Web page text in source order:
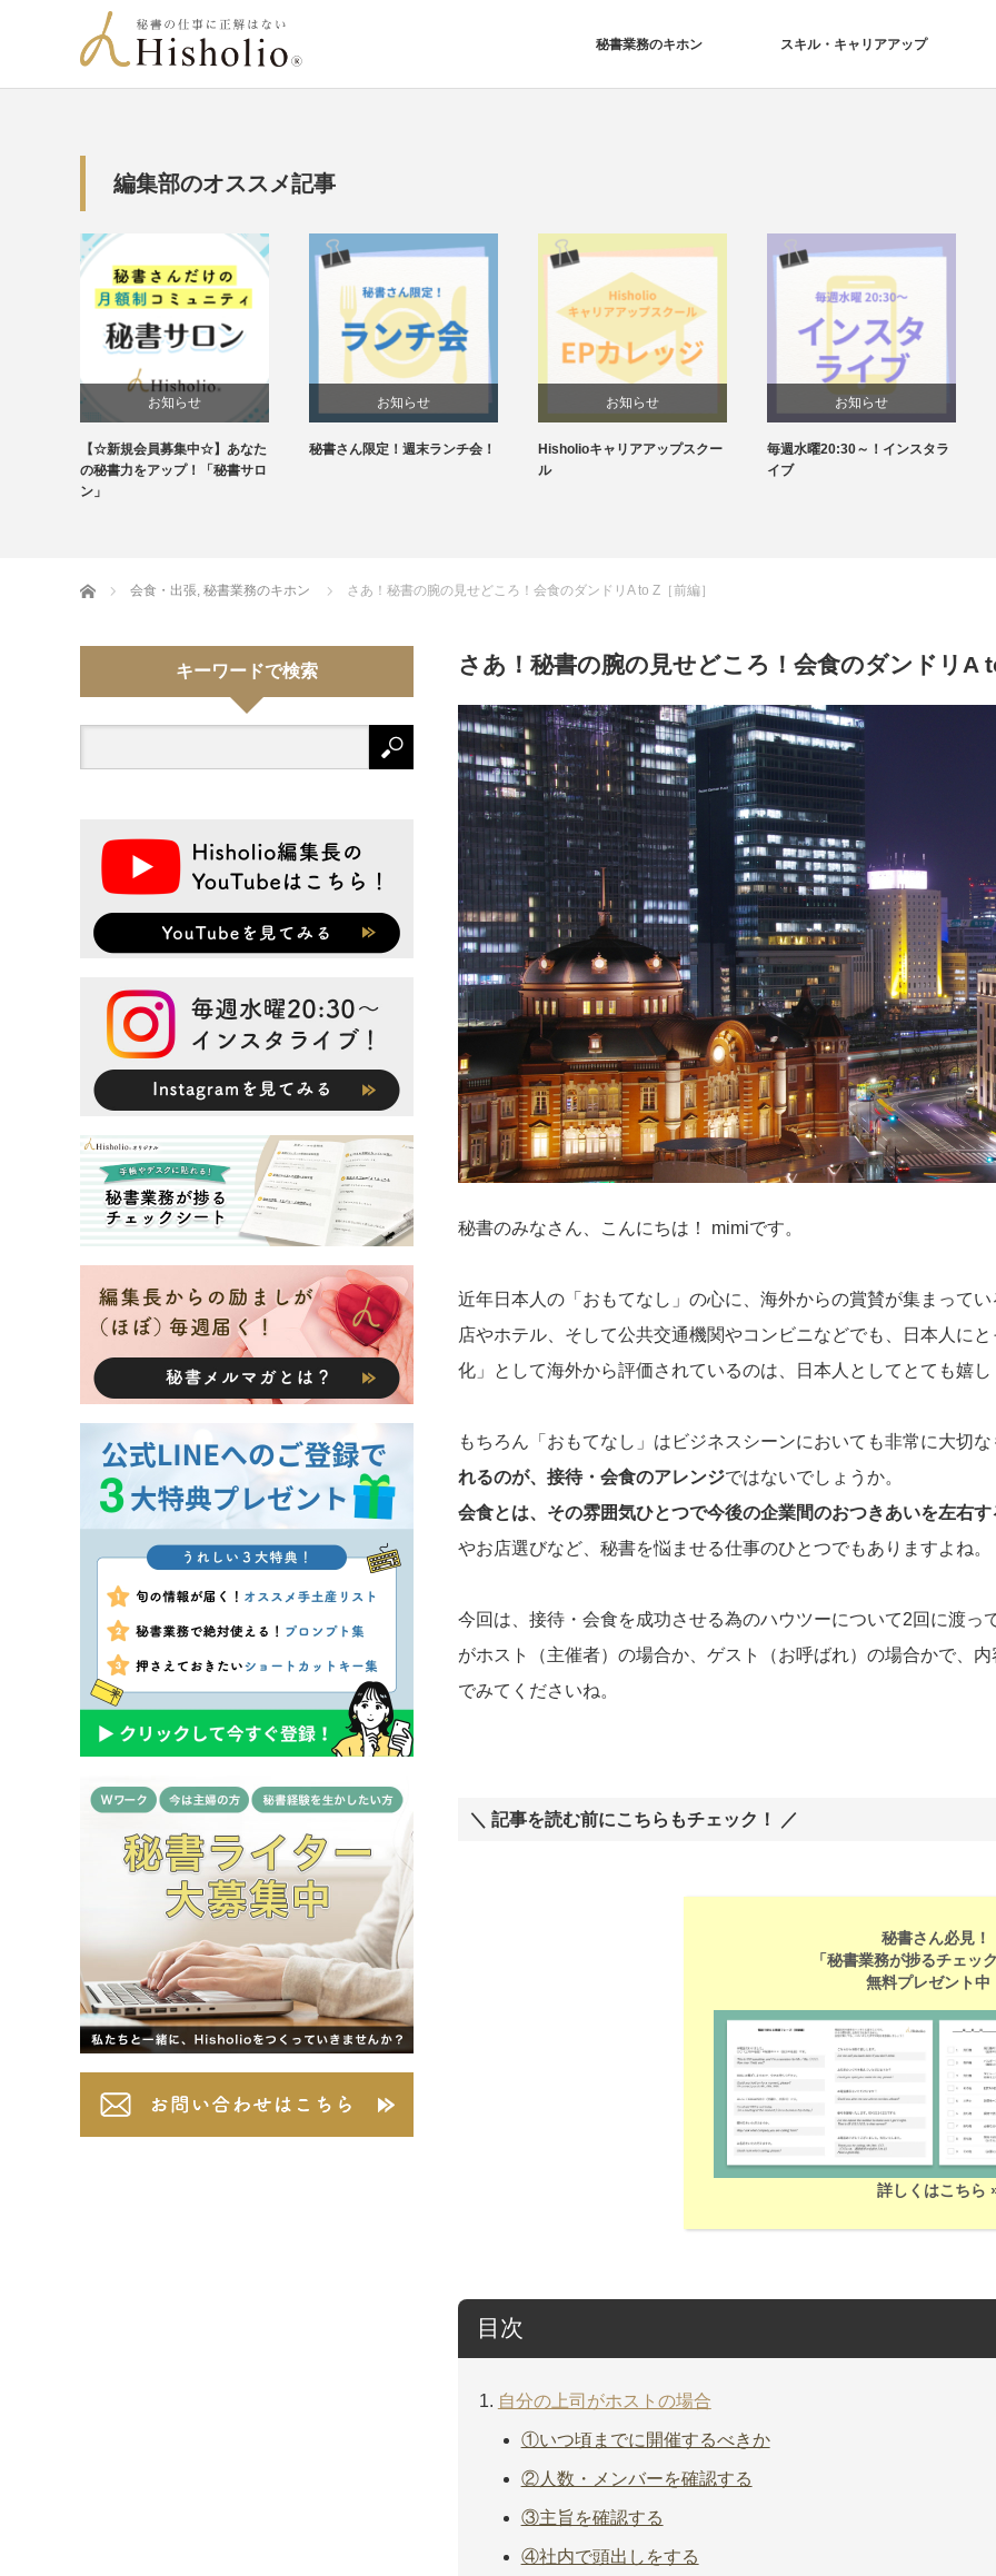
秘書業務のキホン スキル・キャリアアップ
編集部のオススメ記事
お知らせ
未分類
【☆新規会員募集中☆】あなた
の秘書力をアップ！「秘書サロ
ン」
お知らせ
秘書さん限定！週末ランチ会！
お知らせ
Hisholioキャリアアップスクー
ル
お知らせ
毎週水曜20:30～！インスタラ
イブ
Home 会食・出張, 秘書業務のキホン さあ！秘書の腕の見せどころ！会食のダンドリA to Z［前編］
さあ！秘書の腕の見せどころ！会食のダンドリA
秘書のみなさん、こんにちは！ mimiです。
近年日本人の「おもてなし」の心に、海外からの賞賛が集まって
店やホテル、そして公共交通機関やコンビニなどでも、日本人に
化」として海外から評価されているのは、日本人としてとても嬉
もちろん「おもてなし」はビジネスシーンにおいても非常に大切
れるのが、接待・会食のアレンジではないでしょうか。
会食とは、その雰囲気ひとつで今後の企業間のおつきあいを左右
やお店選びなど、秘書を悩ませる仕事のひとつでもありますよね。
今回は、接待・会食を成功させる為のハウツーについて2回に渡
がホスト（主催者）の場合か、ゲスト（お呼ばれ）の場合かで、
でみてくださいね。
＼ 記事を読む前にこちらもチェック！ ／
秘書さん必見！
「秘書業務が捗るチェッ
無料プレゼント中
詳しくはこちら
目次
自分の上司がホストの場合
①いつ頃までに開催するべきか
②人数・メンバーを確認する
③主旨を確認する
④社内で頭出しをする
キーワードで検索